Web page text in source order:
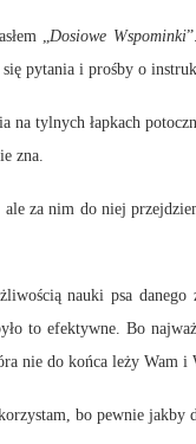
„Dosiowe Wspominki
pytania i prośby o
tylnych łapkach
zna.
ale za nim do niej
nauki psa
to efektywne. Bo
nie do końca leży Wam i
bo pewnie jakby